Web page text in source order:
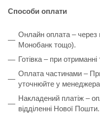
Способи оплати
Онлайн оплата – через
Монобанк тощо).
Готівка – при отриманні
Оплата частинами –
уточнюйте у
Накладений платіж –
відділенні Нової Пошти.